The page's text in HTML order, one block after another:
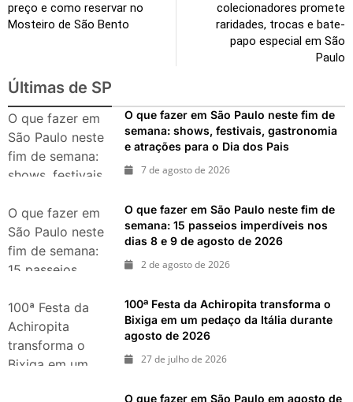
preço e como reservar no
Mosteiro de São Bento
colecionadores promete
raridades, trocas e bate-
papo especial em São
Paulo
Últimas de SP
O que fazer em
São Paulo neste
fim de semana:
shows, festivais,
atrações para o
Dia dos Pais
O que fazer em São Paulo neste fim de
semana: shows, festivais, gastronomia
e atrações para o Dia dos Pais
7 de agosto de 2026
O que fazer em
São Paulo neste
fim de semana:
15 passeios
dias 8 e 9 de
agosto de 2026
O que fazer em São Paulo neste fim de
semana: 15 passeios imperdíveis nos
dias 8 e 9 de agosto de 2026
2 de agosto de 2026
100ª Festa da
Achiropita
transforma o
Bixiga em um
100ª Festa da Achiropita transforma o
Bixiga em um pedaço da Itália durante
agosto de 2026
27 de julho de 2026
O que fazer em São Paulo em agosto de